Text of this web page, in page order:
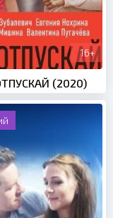
16+
(2020)